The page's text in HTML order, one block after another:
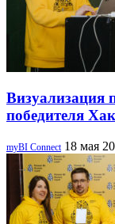
Визуализация
победителя
myBI Connect 18 мая